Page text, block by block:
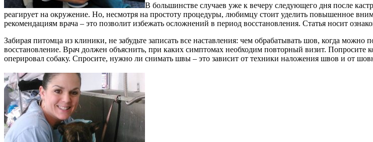
В большинстве случаев уже к вечеру следующего дня после
реагирует на окружение. Но, несмотря на простоту процедуры, любимцу стоит уделить повышенное
рекомендациям врача – это позволит избежать осложнений в период восстановления. Статья носит
Забирая питомца из клиники, не забудьте записать все наставления: чем обрабатывать шов, когда
восстановление. Врач должен объяснить, при каких симптомах необходим повторный визит.
оперировал собаку. Спросите, нужно ли снимать швы – это зависит от техники наложения швов и от